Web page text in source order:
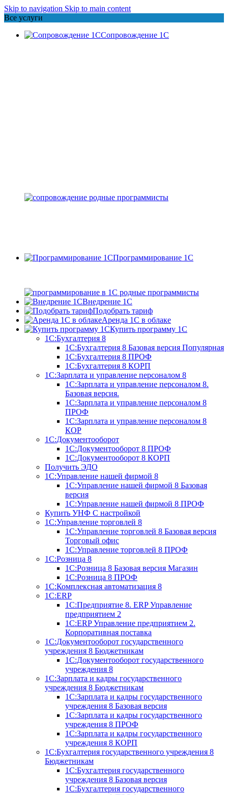
Skip to navigation Skip to main content
Все услуги
Сопровождение 1С
Программирование 1С
Внедрение 1С
Подобрать тариф
Аренда 1С в облаке
Купить программу 1С
1С:Бухгалтерия 8
1С:Бухгалтерия 8 Базовая версия Популярная
1С:Бухгалтерия 8 ПРОФ
1С:Бухгалтерия 8 КОРП
1С:Зарплата и управление персоналом 8
1С:Зарплата и управление персоналом 8.
Базовая версия.
1С:Зарплата и управление персоналом 8
ПРОФ
1С:Зарплата и управление персоналом 8
КОР
1С:Документооборот
1С:Документооборот 8 ПРОФ
1С:Документооборот 8 КОРП
Получить ЭДО
1С:Управление нашей фирмой 8
1С:Управление нашей фирмой 8 Базовая
версия
1С:Управление нашей фирмой 8 ПРОФ
Купить УНФ С настройкой
1С:Управление торговлей 8
1С:Управление торговлей 8 Базовая версия
Торговый офис
1С:Управление торговлей 8 ПРОФ
1С:Розница 8
1С:Розница 8 Базовая версия Магазин
1С:Розница 8 ПРОФ
1С:Комплексная автоматизация 8
1С:ERP
1С:Предприятие 8. ERP Управление
предприятием 2
1С:ERP Управление предприятием 2.
Корпоративная поставка
1С:Документооборот государственного
учреждения 8 Бюджетникам
1С:Документооборот государственного
учреждения 8
1С:Зарплата и кадры государственного
учреждения 8 Бюджетникам
1С:Зарплата и кадры государственного
учреждения 8 Базовая версия
1С:Зарплата и кадры государственного
учреждения 8 ПРОФ
1С:Зарплата и кадры государственного
учреждения 8 КОРП
1С:Бухгалтерия государственного учреждения 8
Бюджетникам
1С:Бухгалтерия государственного
учреждения 8 Базовая версия
1С:Бухгалтерия государственного